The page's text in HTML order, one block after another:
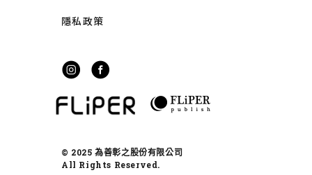
隱私政策
© 2025 為善彰之股份有限公司
All Rights Reserved.